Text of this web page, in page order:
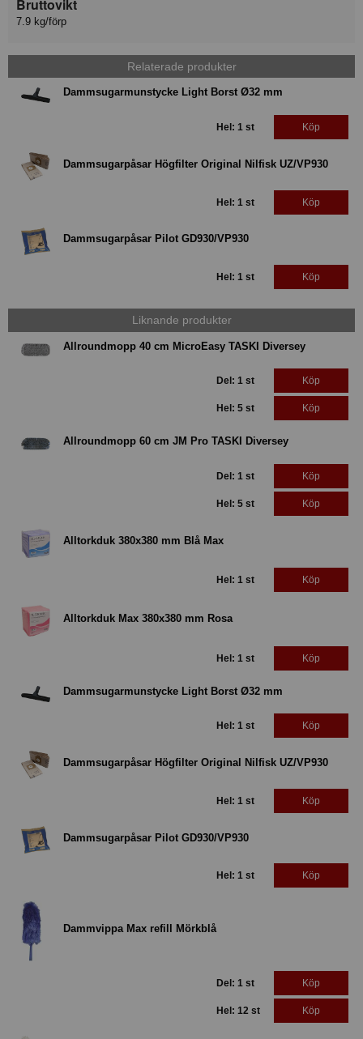
Bruttovikt
7.9 kg/förp
Relaterade produkter
Dammsugarmunstycke Light Borst Ø32 mm
Hel: 1 st Köp
Dammsugarpåsar Högfilter Original Nilfisk UZ/VP930
Hel: 1 st Köp
Dammsugarpåsar Pilot GD930/VP930
Hel: 1 st Köp
Liknande produkter
Allroundmopp 40 cm MicroEasy TASKI Diversey
Del: 1 st Köp
Hel: 5 st Köp
Allroundmopp 60 cm JM Pro TASKI Diversey
Del: 1 st Köp
Hel: 5 st Köp
Alltorkduk 380x380 mm Blå Max
Hel: 1 st Köp
Alltorkduk Max 380x380 mm Rosa
Hel: 1 st Köp
Dammsugarmunstycke Light Borst Ø32 mm
Hel: 1 st Köp
Dammsugarpåsar Högfilter Original Nilfisk UZ/VP930
Hel: 1 st Köp
Dammsugarpåsar Pilot GD930/VP930
Hel: 1 st Köp
Dammvippa Max refill Mörkblå
Del: 1 st Köp
Hel: 12 st Köp